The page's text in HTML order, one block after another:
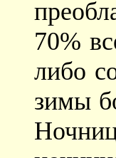
70%
либо
зимы